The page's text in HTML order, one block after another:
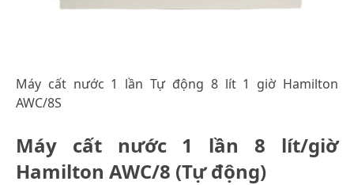
Máy cất nước 1 lần Tự động 8 lít 1 giờ Hamilton
AWC/8S
Máy cất nước 1 lần 8 lít/giờ
Hamilton AWC/8 (Tự động)